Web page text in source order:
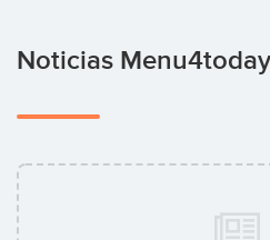
Noticias